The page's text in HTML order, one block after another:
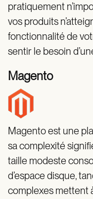
pratiquement
vos produits
fonctionnalité de
sentir le besoin
Magento
Magento est une
sa complexité
taille modeste
d’espace disque,
complexes mettent